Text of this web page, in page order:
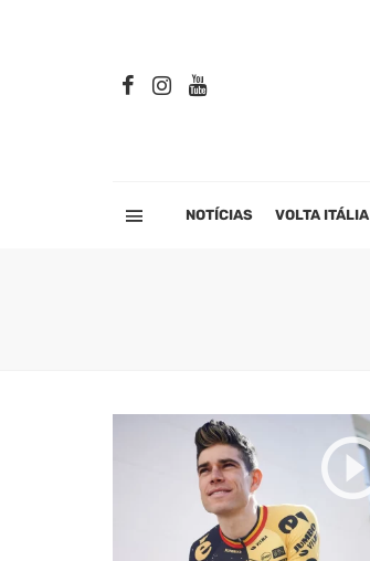
NOTÍCIAS VOLTA ITÁLIA